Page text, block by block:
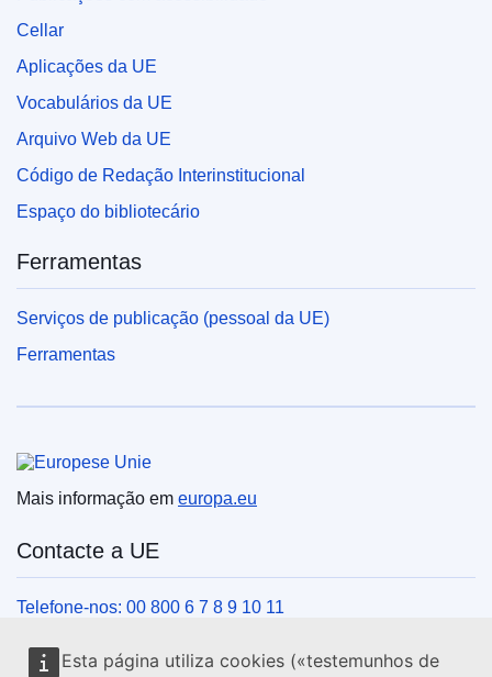
Esta página utiliza cookies («testemunhos de
Cellar
Aplicações da UE
Vocabulários da UE
Arquivo Web da UE
Código de Redação Interinstitucional
Espaço do bibliotecário
Ferramentas
Serviços de publicação (pessoal da UE)
Ferramentas
Mais informação em europa.eu
Contacte a UE
Telefone-nos: 00 800 6 7 8 9 10 11
Veja outros contactos telefónicos